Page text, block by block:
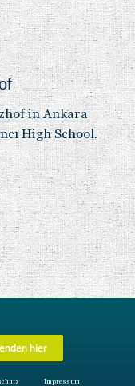
in Ankara
High School.
hier
Impressum